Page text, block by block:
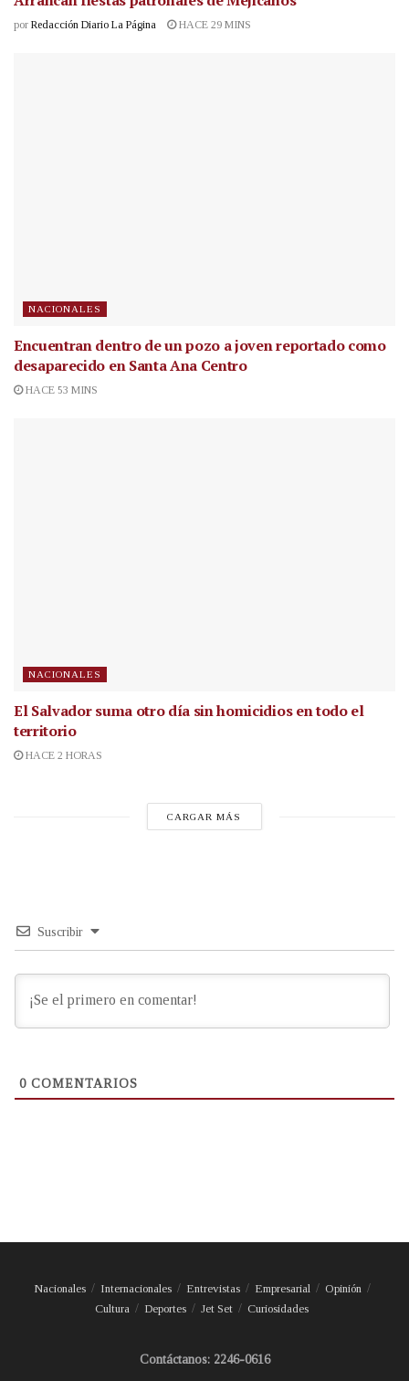
por Redacción Diario La Página HACE 29 MINS
NACIONALES
Encuentran dentro de un pozo a joven reportado como
desaparecido en Santa Ana Centro
HACE 53 MINS
NACIONALES
El Salvador suma otro día sin homicidios en todo el
territorio
HACE 2 HORAS
CARGAR MÁS
Suscribir
0 COMENTARIOS
Nacionales Internacionales Entrevistas Empresarial
Opinión
Cultura
Deportes Jet Set Curiosidades
Contáctanos: 2246-0616